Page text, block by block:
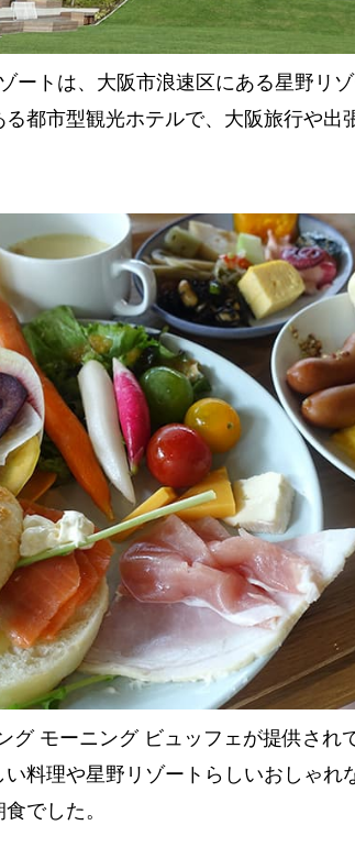
ートは、大阪市浪速区にある星野リゾ
都市型観光ホテルで、大阪旅行や出
グ モーニング ビュッフェが提供され
料理や星野リゾートらしいおしゃれ
でした。